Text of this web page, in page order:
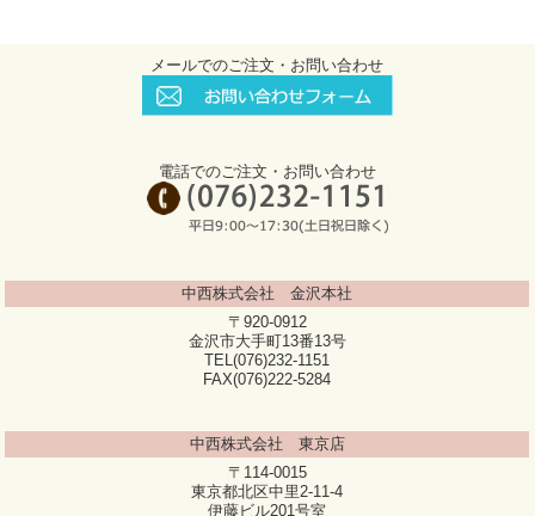
メールでのご注文・お問い合わせ
電話でのご注文・お問い合わせ
中西株式会社 金沢本社
〒920-0912
金沢市大手町13番13号
TEL(076)232-1151
FAX(076)222-5284
中西株式会社 東京店
〒114-0015
東京都北区中里2-11-4
伊藤ビル201号室